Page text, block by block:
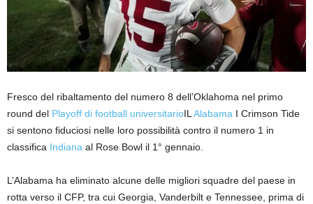
Fresco del ribaltamento del numero 8 dell’Oklahoma nel primo
round del Playoff di football universitarioILAlabama I Crimson Tide
si sentono fiduciosi nelle loro possibilità contro il numero 1 in
classifica Indiana al Rose Bowl il 1° gennaio.
L’Alabama ha eliminato alcune delle migliori squadre del paese in
rotta verso il CFP, tra cui Georgia, Vanderbilt e Tennessee, prima di